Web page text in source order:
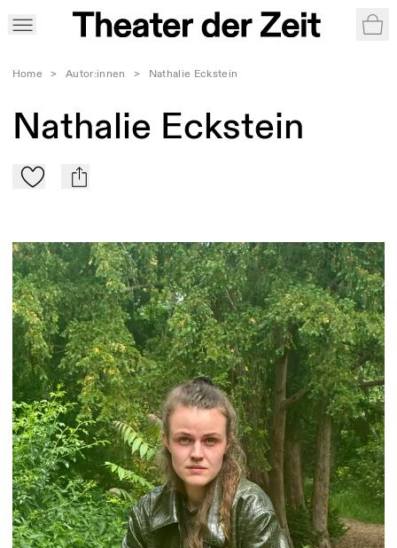
Home > Autor:innen > Nathalie Eckstein
Nathalie Eckstein
Zu Mein-TdZ hinzufügen
mail